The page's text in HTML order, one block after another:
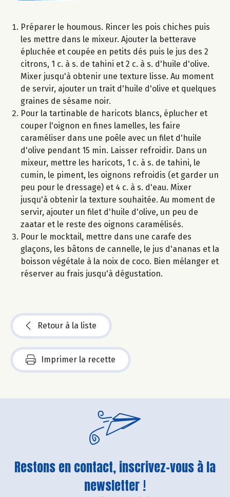
Préparer le houmous. Rincer les pois chiches puis
les mettre dans le mixeur. Ajouter la betterave
épluchée et coupée en petits dés puis le jus des 2
citrons, 1 c. à s. de tahini et 2 c. à s. d'huile d'olive.
Mixer jusqu'à obtenir une texture lisse. Au moment
de servir, ajouter un trait d'huile d'olive et quelques
graines de sésame noir.
Pour la tartinable de haricots blancs, éplucher et
couper l'oignon en fines lamelles, les faire
caraméliser dans une poêle avec un filet d'huile
d'olive pendant 15 min. Laisser refroidir. Dans un
mixeur, mettre les haricots, 1 c. à s. de tahini, le
cumin, le piment, les oignons refroidis (et garder un
peu pour le dressage) et 4 c. à s. d'eau. Mixer
jusqu'à obtenir la texture souhaitée. Au moment de
servir, ajouter un filet d'huile d'olive, un peu de
zaatar et le reste des oignons caramélisés.
Pour le mocktail, mettre dans une carafe des
glaçons, les bâtons de cannelle, le jus d'ananas et la
boisson végétale à la noix de coco. Bien mélanger et
réserver au frais jusqu'à dégustation.
Retour à la liste
Imprimer la recette
Restons en contact, inscrivez-vous à la
newsletter !